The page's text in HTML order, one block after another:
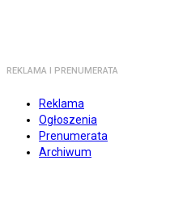
REKLAMA I PRENUMERATA
Reklama
Ogłoszenia
Prenumerata
Archiwum